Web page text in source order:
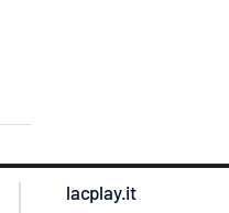
lacplay.it